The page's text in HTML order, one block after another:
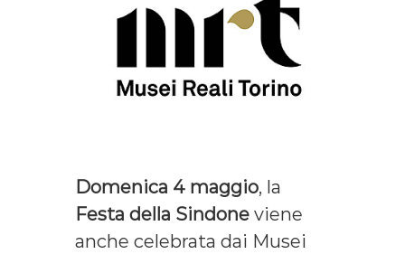
Domenica 4 maggio, la
Festa della Sindone viene
anche celebrata dai Musei